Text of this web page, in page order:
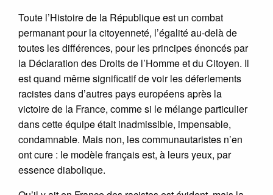
Toute l’Histoire de la République est un combat
permanant pour la citoyenneté, l’égalité au-delà de
toutes les différences, pour les principes énoncés par
la Déclaration des Droits de l’Homme et du Citoyen. Il
est quand même significatif de voir les déferlements
racistes dans d’autres pays européens après la
victoire de la France, comme si le mélange particulier
dans cette équipe était inadmissible, impensable,
condamnable. Mais non, les communautaristes n’en
ont cure : le modèle français est, à leurs yeux, par
essence diabolique.